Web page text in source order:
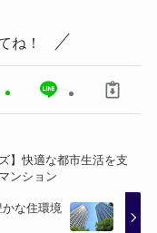
ね！
】快適な都市生活を支
ンション
かな住環境